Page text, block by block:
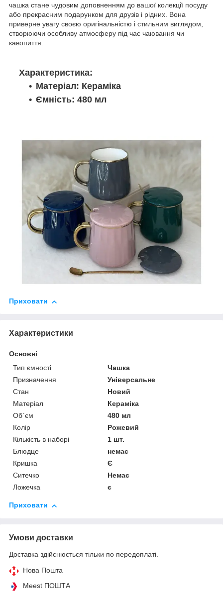
чашка стане чудовим доповненням до вашої колекції посуду
або прекрасним подарунком для друзів і рідних. Вона
приверне увагу своєю оригінальністю і стильним виглядом,
створюючи особливу атмосферу під час чаювання чи
кавопиття.
Характеристика:
Матеріал: Кераміка
Ємність: 480 мл
Приховати
Характеристики
Основні
Тип ємності
Чашка
Призначення
Універсальне
Стан
Новий
Матеріал
Кераміка
Об`єм
480 мл
Колір
Рожевий
Кількість в наборі
1 шт.
Блюдце
немає
Кришка
Є
Ситечко
Немає
Ложечка
є
Приховати
Умови доставки
Доставка здійснюється тільки по передоплаті.
Нова Пошта
Meest ПОШТА